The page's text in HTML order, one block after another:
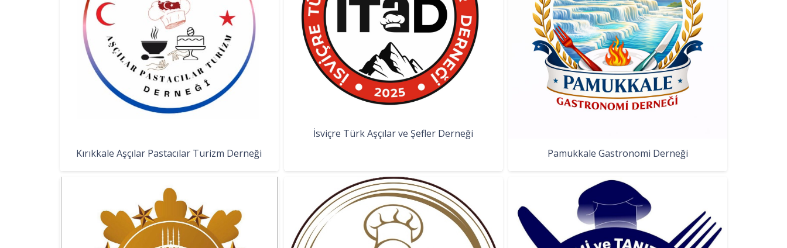
Kırıkkale Aşçılar Pastacılar Turizm Derneği
İsviçre Türk Aşçılar ve Şefler Derneği
Pamukkale Gastronomi Derneği